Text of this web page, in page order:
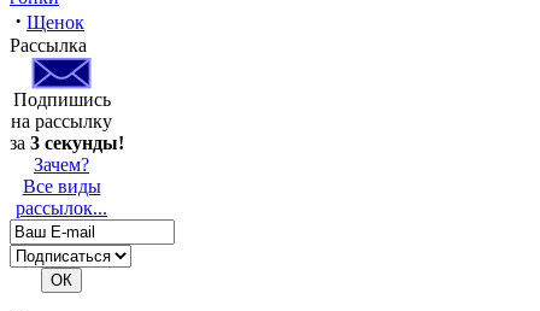
· Щенок
Рассылка
Подпишись
на рассылку
за 3 секунды!
Зачем?
Все виды
рассылок...